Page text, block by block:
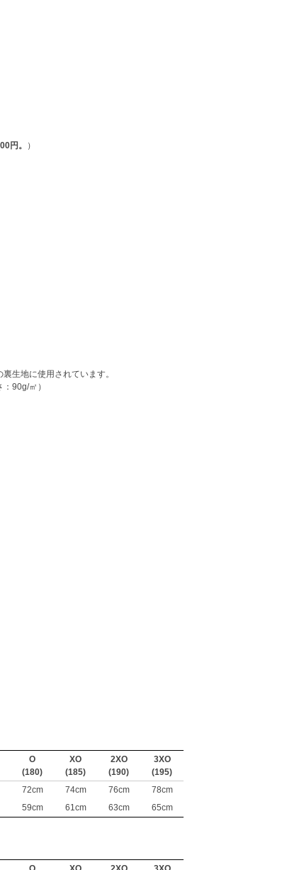
円。
）
生地に使用されています。
90g/㎡）
O
(180)
XO
(185)
2XO
(190)
3XO
(195)
72cm 74cm 76cm
78cm
59cm 61cm 63cm 65cm